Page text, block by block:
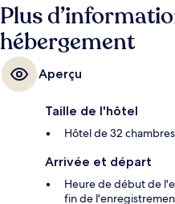
Plus
hébergement
Aperçu
Taille de l'hôtel
Hôtel de 32 chambres
Arrivée et départ
Heure de début de
fin de